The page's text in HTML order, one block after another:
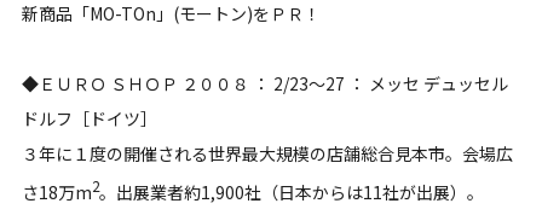
九州・沖縄（外部）
新商品「MO-TOn」(モートン)をＰＲ！
◆ＥＵＲＯ ＳＨＯＰ ２００８ ： 2/23～27 ： メッセ デュッセル
ドルフ［ドイツ］
３年に１度の開催される世界最大規模の店舗総合見本市。会場広
さ18万m2。出展業者約1,900社（日本からは11社が出展）。